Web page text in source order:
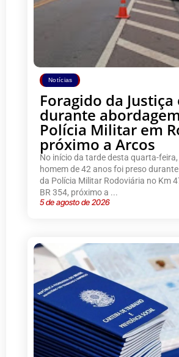
Notícias
Foragido da Justiça
durante
Polícia Militar em
próximo a Arcos
No início da tarde desta quarta-
homem de 42 anos foi preso
da Polícia Militar Rodoviária no Km
BR 354, próximo a ...
5 de agosto de 2026